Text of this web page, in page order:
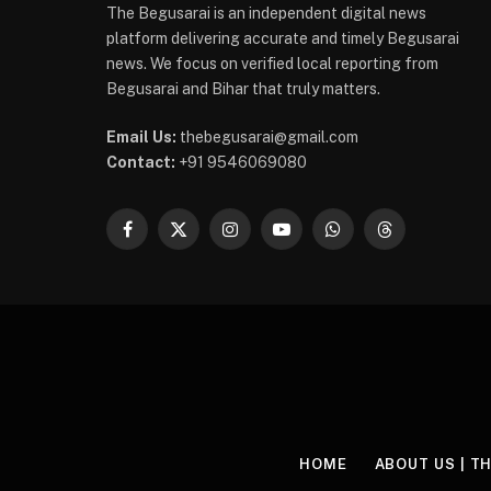
The Begusarai is an independent digital news
platform delivering accurate and timely Begusarai
news. We focus on verified local reporting from
Begusarai and Bihar that truly matters.
Email Us: thebegusarai@gmail.com
Contact: +91 9546069080
Facebook
X
InstagramYouTubeWhatsAppThreads
HOME ABOUT US |